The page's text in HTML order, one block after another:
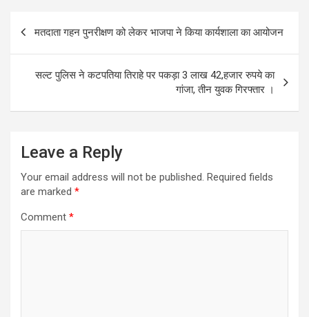
navigation
मतदाता गहन पुनरीक्षण को लेकर भाजपा ने किया कार्यशाला का आयोजन
सल्ट पुलिस ने कटपतिया तिराहे पर पकड़ा 3 लाख 42,हजार रुपये का
गांजा, तीन युवक गिरफ्तार ।
Leave a Reply
Your email address will not be published. Required fields
are marked *
Comment *